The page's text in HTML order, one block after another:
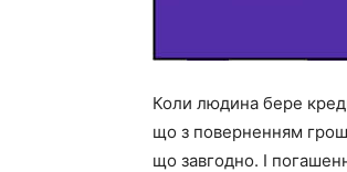
Коли людина бере
що з поверненням
що завгодно. І